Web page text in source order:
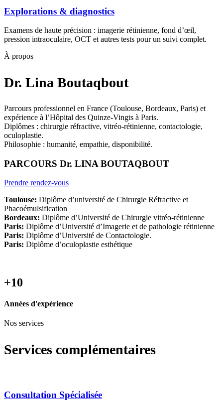
Explorations & diagnostics
Examens de haute précision : imagerie rétinienne, fond d’œil,
pression intraoculaire, OCT et autres tests pour un suivi complet.
À propos
Dr. Lina Boutaqbout
Parcours professionnel en France (Toulouse, Bordeaux, Paris) et
expérience à l’Hôpital des Quinze-Vingts à Paris.
Diplômes : chirurgie réfractive, vitréo-rétinienne, contactologie,
oculoplastie.
Philosophie : humanité, empathie, disponibilité.
PARCOURS Dr. LINA BOUTAQBOUT
Prendre rendez-vous
Toulouse: Diplôme d’université de Chirurgie Réfractive et
Phacoémulsification
Bordeaux: Diplôme d’Université de Chirurgie vitréo-rétinienne
Paris: Diplôme d’Université d’Imagerie et de pathologie rétinienne
Paris: Diplôme d’Université de Contactologie.
Paris: Diplôme d’oculoplastie esthétique
+10
Années d'expérience
Nos services
Services complémentaires
Consultation Spécialisée